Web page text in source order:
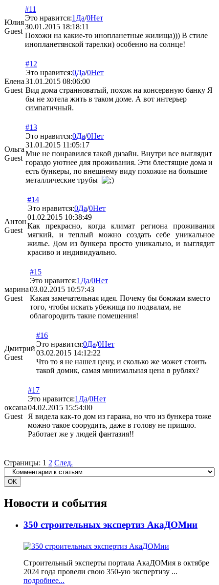
Юлия
Guest
#11
Это нравится:1 Да/0Нет
30.01.2015 18:18:11
Похожи на какие-то инопланетные жилища))) В стиле
инопланетянской тарелки) особенно на солнце!
Елена
Guest
#12
Это нравится:0Да/0Нет
31.01.2015 08:06:00
Вид дома странноватый, похож на консервную банку Я
бы не хотела жить в таком доме. А вот интерьер
симпатичный.
Ольга
Guest
#13
Это нравится:0Да/0Нет
31.01.2015 11:05:17
Мне не понравился такой дизайн. Внутри все выглядит
гораздо уютнее для проживания. Эти блестящие дома и
есть бункеры, по внешнему виду похожие на большие
металлические трубы
Антон
Guest
#14
Это нравится:0Да/0Нет
01.02.2015 10:38:49
Как прекрасно, когда климат региона проживания
мягкий, и теплый можно создать себе уникальное
жилье. Дом из бункера просто уникально, и выглядит
красиво и индивидуально.
марина
Guest
#15
Это нравится:1 Да/0Нет
03.02.2015 10:57:43
Какая замечательная идея. Почему бы бомжам вместо
того, чтобы искать убежища по подвалам, не
облагородить такие помещения!
Дмитрий
Guest
#16
Это нравится:0Да/0Нет
03.02.2015 14:12:22
Что то я не нашел цену, и сколько же может стоить
такой домик, самая минимальная цена в рублях?
оксана
Guest
#17
Это нравится:1 Да/0Нет
04.02.2015 15:54:00
Я видела как-то дом из гаража, но что из бункера тоже
можно такое соорудить, даже в голову не пришло.
Работает же у людей фантазия!!
Страницы: 1 2 След.
Новости и события
350 строительных экспертиз АкаДОМии
Строительный эксперты портала АкаДОМия в октябре
2024 года провели свою 350-ую экспертизу ...
подробнее...